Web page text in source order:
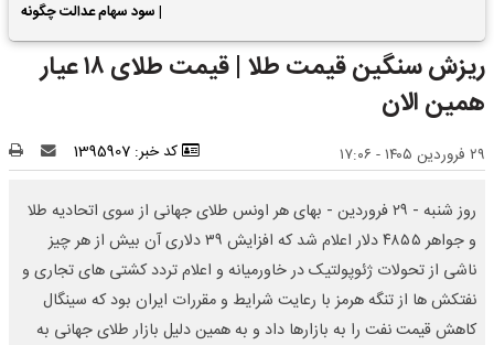
| سود سهام عدالت چگونه
محاسبه می شود؟
ریزش سنگین قیمت طلا | قیمت طلای ۱۸ عیار
همین الان
۲۹ فروردین ۱۴۰۵ - ۱۷:۰۶ کد خبر: 1395907
روز شنبه - ۲۹ فروردین - بهای هر اونس طلای جهانی از سوی اتحادیه طلا
و جواهر ۴۸۵۵ دلار اعلام شد که افزایش ۳۹ دلاری آن بیش از هر چیز
ناشی از تحولات ژئوپولتیک در خاورمیانه و اعلام تردد کشتی های تجاری و
نفتکش ها از تنگه هرمز با رعایت شرایط و مقررات ایران بود که سینگال
کاهش قیمت نفت را به بازارها داد و به همین دلیل بازار طلای جهانی به